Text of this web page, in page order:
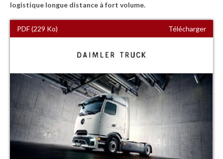
logistique longue distance à fort volume.
PDF (229 Ko) Télécharger